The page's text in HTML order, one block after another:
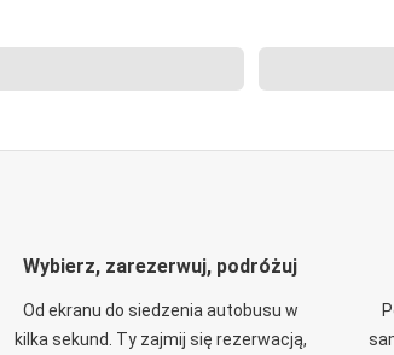
Wybierz, zarezerwuj, podróżuj
Od ekranu do siedzenia autobusu w
kilka sekund. Ty zajmij się rezerwacją,